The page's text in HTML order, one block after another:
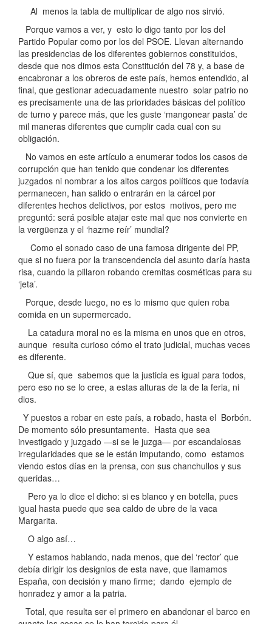
Al menos la tabla de multiplicar de algo nos sirvió.
Porque vamos a ver, y esto lo digo tanto por los del
Partido Popular como por los del PSOE. Llevan alternando
las presidencias de los diferentes gobiernos constituidos,
desde que nos dimos esta Constitución del 78 y, a base de
encabronar a los obreros de este país, hemos entendido, al
final, que gestionar adecuadamente nuestro solar patrio no
es precisamente una de las prioridades básicas del político
de turno y parece más, que les guste ‘mangonear pasta’ de
mil maneras diferentes que cumplir cada cual con su
obligación.
No vamos en este artículo a enumerar todos los casos de
corrupción que han tenido que condenar los diferentes
juzgados ni nombrar a los altos cargos políticos que todavía
permanecen, han salido o entrarán en la cárcel por
diferentes hechos delictivos, por estos motivos, pero me
preguntó: será posible atajar este mal que nos convierte en
la vergüenza y el ‘hazme reír’ mundial?
Como el sonado caso de una famosa dirigente del PP,
que si no fuera por la transcendencia del asunto daría hasta
risa, cuando la pillaron robando cremitas cosméticas para su
‘jeta’.
Porque, desde luego, no es lo mismo que quien roba
comida en un supermercado.
La catadura moral no es la misma en unos que en otros,
aunque resulta curioso cómo el trato judicial, muchas veces
es diferente.
Que sí, que sabemos que la justicia es igual para todos,
pero eso no se lo cree, a estas alturas de la de la feria, ni
dios.
Y puestos a robar en este país, a robado, hasta el Borbón.
De momento sólo presuntamente. Hasta que sea
investigado y juzgado —si se le juzga— por escandalosas
irregularidades que se le están imputando, como estamos
viendo estos días en la prensa, con sus chanchullos y sus
queridas…
Pero ya lo dice el dicho: si es blanco y en botella, pues
igual hasta puede que sea caldo de ubre de la vaca
Margarita.
O algo así…
Y estamos hablando, nada menos, que del ‘rector’ que
debía dirigir los designios de esta nave, que llamamos
España, con decisión y mano firme; dando ejemplo de
honradez y amor a la patria.
Total, que resulta ser el primero en abandonar el barco en